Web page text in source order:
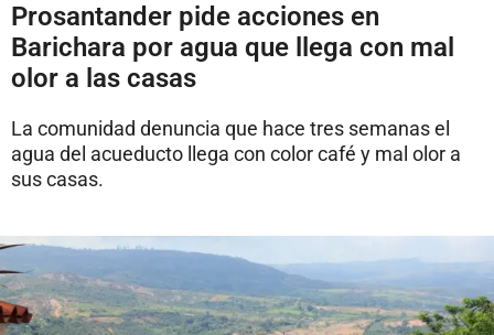
Prosantander pide acciones en
Barichara por agua que llega con mal
olor a las casas
La comunidad denuncia que hace tres semanas el
agua del acueducto llega con color café y mal olor a
sus casas.